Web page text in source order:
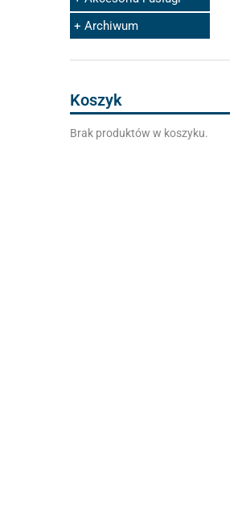
Archiwum
Koszyk
Brak produktów w koszyku.